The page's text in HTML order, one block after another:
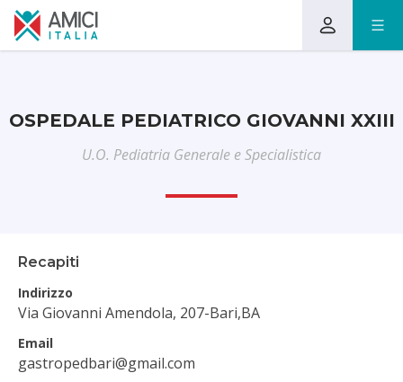
OSPEDALE PEDIATRICO GIOVANNI XXIII
U.O. Pediatria Generale e Specialistica
Recapiti
Indirizzo
Via Giovanni Amendola, 207-Bari,BA
Email
gastropedbari@gmail.com